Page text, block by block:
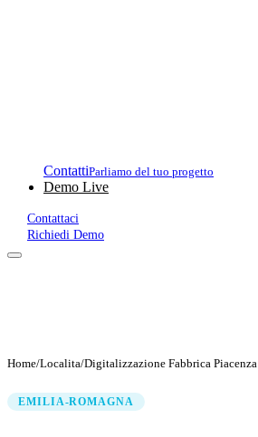
ContattiParliamo del tuo progetto
Demo Live
Contattaci
Richiedi Demo
Home/Localita/Digitalizzazione Fabbrica Piacenza
EMILIA-ROMAGNA